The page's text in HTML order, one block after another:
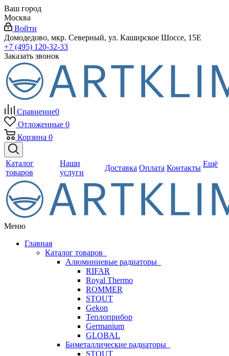
Ваш город
Москва
Войти
Домодедово, мкр. Северный, ул. Каширское Шоссе, 15Е
+7 (495) 120-32-33
Заказать звонок
Сравнение0
Отложенные 0
Корзина 0
Каталог
товаров
Наши
услуги
Доставка Оплата Контакты Ещё
Меню
Главная
Каталог товаров
Алюминиевые радиаторы
RIFAR
Royal Thermo
ROMMER
STOUT
Gekon
Теплоприбор
Germanium
GLOBAL
Биметаллические радиаторы
STOUT